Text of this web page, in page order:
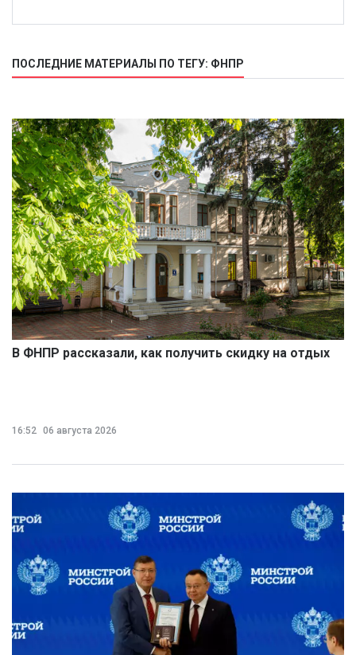
ПОСЛЕДНИЕ МАТЕРИАЛЫ ПО ТЕГУ: ФНПР
В ФНПР рассказали, как получить скидку на отдых
16:52 06 августа 2026